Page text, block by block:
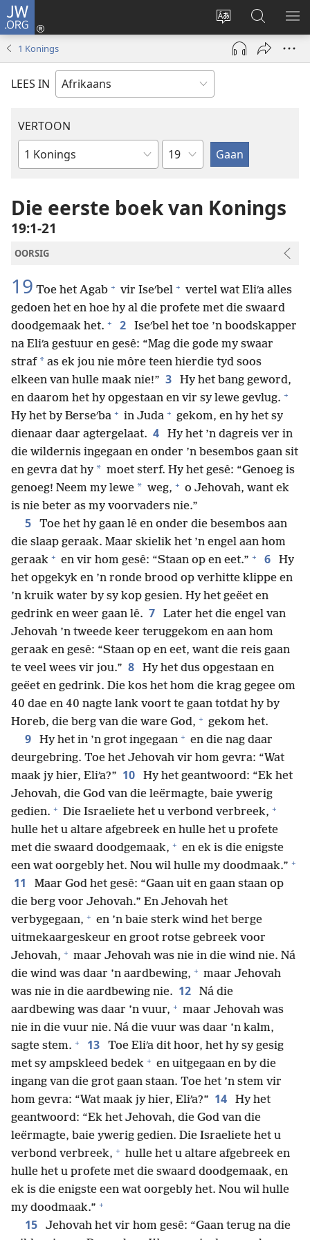
JW.ORG
Verander
taal
van
Meld
aan
(maak
nuwe
venster
Soek
op
JW.ORG
1 Konings
LEES IN
VERTOON
Bybelboek
Hoofstuk
Die eerste boek van Konings
19:1-21
OORSIG
19 Toe het Agab + vir Iseʹbel + vertel wat Eliʹa alles
gedoen het en hoe hy al die profete met die swaard
doodgemaak het. + 2
Iseʹbel het toe ’n boodskapper
na Eliʹa gestuur en gesê: “Mag die gode my swaar
straf * as ek jou nie môre teen hierdie tyd soos
elkeen van hulle maak nie!” 3
Hy het bang geword,
en daarom het hy opgestaan en vir sy lewe gevlug. +
Hy het by Berseʹba + in Juda + gekom, en hy het sy
dienaar daar agtergelaat. 4
Hy het ’n dagreis ver in
die wildernis ingegaan en onder ’n besembos gaan sit
en gevra dat hy * moet sterf. Hy het gesê: “Genoeg is
genoeg! Neem my lewe * weg, + o Jehovah, want ek
is nie beter as my voorvaders nie.”
5
Toe het hy gaan lê en onder die besembos aan
die slaap geraak. Maar skielik het ’n engel aan hom
geraak + en vir hom gesê: “Staan op en eet.” + 6
Hy
het opgekyk en ’n ronde brood op verhitte klippe en
’n kruik water by sy kop gesien. Hy het geëet en
gedrink en weer gaan lê. 7
Later het die engel van
Jehovah ’n tweede keer teruggekom en aan hom
geraak en gesê: “Staan op en eet, want die reis gaan
te veel wees vir jou.” 8
Hy het dus opgestaan en
geëet en gedrink. Die kos het hom die krag gegee om
40 dae en 40 nagte lank voort te gaan totdat hy by
Horeb, die berg van die ware God, + gekom het.
9 Hy het in ’n grot ingegaan + en die nag daar
deurgebring. Toe het Jehovah vir hom gevra: “Wat
maak jy hier, Eliʹa?” 10
Hy het geantwoord: “Ek het
Jehovah, die God van die leërmagte, baie ywerig
gedien. + Die Israeliete het u verbond verbreek, +
hulle het u altare afgebreek en hulle het u profete
met die swaard doodgemaak, + en ek is die enigste
een wat oorgebly het. Nou wil hulle my doodmaak.” +
11
Maar God het gesê: “Gaan uit en gaan staan op
die berg voor Jehovah.” En Jehovah het
verbygegaan, + en ’n baie sterk wind het berge
uitmekaargeskeur en groot rotse gebreek voor
Jehovah, + maar Jehovah was nie in die wind nie. Ná
die wind was daar ’n aardbewing, + maar Jehovah
was nie in die aardbewing nie. 12
Ná die
aardbewing was daar ’n vuur, + maar Jehovah was
nie in die vuur nie. Ná die vuur was daar ’n kalm,
sagte stem. + 13
Toe Eliʹa dit hoor, het hy sy gesig
met sy ampskleed bedek + en uitgegaan en by die
ingang van die grot gaan staan. Toe het ’n stem vir
hom gevra: “Wat maak jy hier, Eliʹa?” 14
Hy het
geantwoord: “Ek het Jehovah, die God van die
leërmagte, baie ywerig gedien. Die Israeliete het u
verbond verbreek, + hulle het u altare afgebreek en
hulle het u profete met die swaard doodgemaak, en
ek is die enigste een wat oorgebly het. Nou wil hulle
my doodmaak.” +
15
Jehovah het vir hom gesê: “Gaan terug na die